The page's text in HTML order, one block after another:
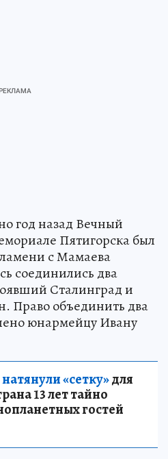
год назад Вечный
Пятигорска был
с Мамаева
соединились два
Сталинград и
Право объединить два
юнармейцу Ивану
«сетку»для
13 лет тайно
гостей